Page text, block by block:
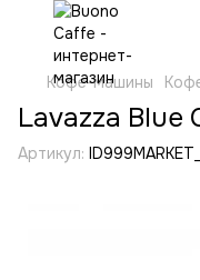
Кофе-машины
Lavazza Blue
Артикул: